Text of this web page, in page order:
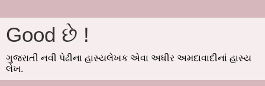
Good છે !
ગુજરાતી નવી પેઢીના હાસ્યલેખક એવા અધીર અમદાવાદીનાં હાસ્ય
લેખ.